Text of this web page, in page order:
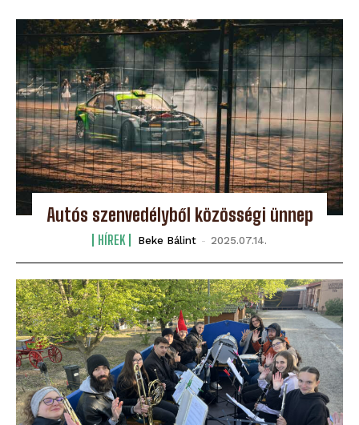
Autós szenvedélyből közösségi ünnep
HÍREK Beke Bálint - 2025.07.14.